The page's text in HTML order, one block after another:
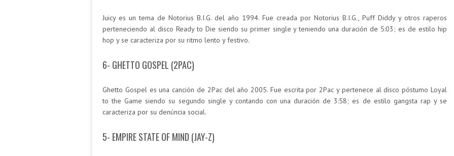
Juicy es un tema de Notorius B.I.G. del año 1994. Fue creada por Notorius B.I.G., Puff Diddy y otros raperos
perteneciendo al disco Ready to Die siendo su primer single y teniendo una duración de 5:03; es de estilo hip
hop y se caracteriza por su ritmo lento y festivo.
6- GHETTO GOSPEL (2PAC)
Ghetto Gospel es una canción de 2Pac del año 2005. Fue escrita por 2Pac y pertenece al disco póstumo Loyal
to the Game siendo su segundo single y contando con una duración de 3:58; es de estilo gangsta rap y se
caracteriza por su denúncia social.
5- EMPIRE STATE OF MIND (JAY-Z)